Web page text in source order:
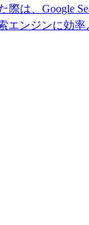
は、Google
エンジンに効